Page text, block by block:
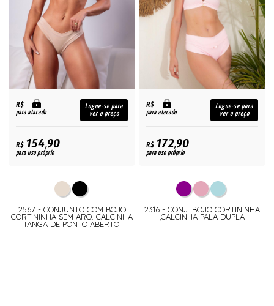
R$
para atacado
Logue-se para
ver o preço
R$154,90
para uso próprio
2567 - CONJUNTO COM BOJO
CORTININHA SEM ARO. CALCINHA
TANGA DE PONTO ABERTO.
R$
para atacado
Logue-se para
ver o preço
R$172,90
para uso próprio
2316 - CONJ. BOJO CORTININHA
,CALCINHA PALA DUPLA